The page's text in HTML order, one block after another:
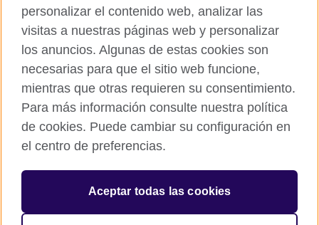
Quejas y comentarios
Mapa del sitio
© 2026 British Council
All cultural activities in Mexico are carried out by British Council
Asociados A.C., a not-for-profit entity established to undertake
cultural activities, including the promotion and diffusion of British
culture in Mexico, the fostering of cultural relations and mutual
understanding, the promotion of the English language, and the
forms of cooperation between the United Kingdom and Mexico.
The United Kingdom’s international organisation for cultural
personalizar el contenido web, analizar las
visitas a nuestras páginas web y personalizar
los anuncios. Algunas de estas cookies son
necesarias para que el sitio web funcione,
mientras que otras requieren su consentimiento.
Para más información consulte nuestra política
de cookies. Puede cambiar su configuración en
el centro de preferencias.
Aceptar todas las cookies